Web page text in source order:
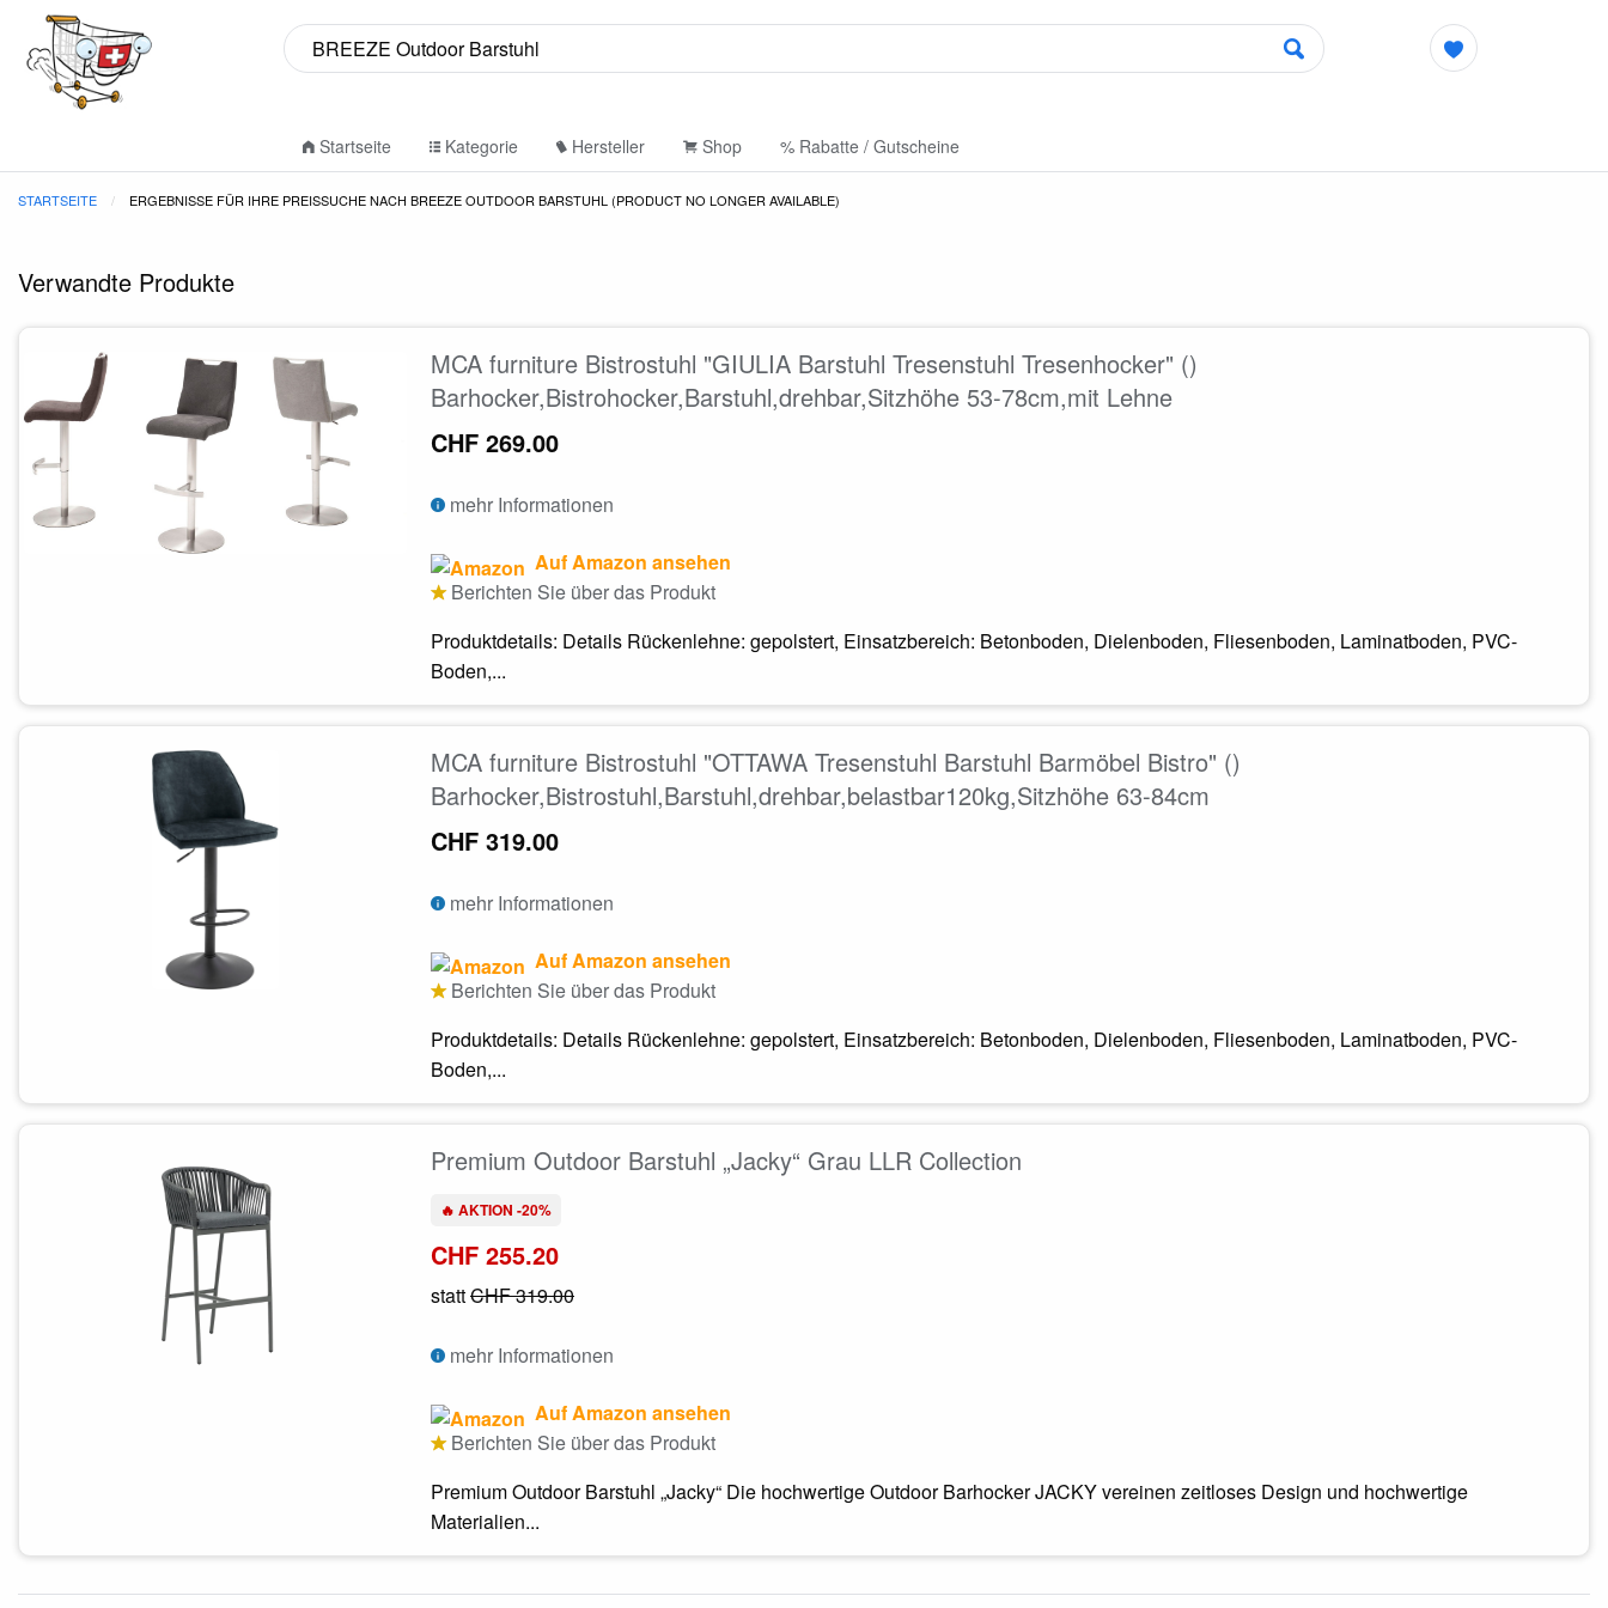
Startseite Kategorie Hersteller Shop % Rabatte / Gutscheine
STARTSEITE ERGEBNISSE FÜR IHRE PREISSUCHE NACH BREEZE OUTDOOR BARSTUHL (PRODUCT NO LONGER AVAILABLE)
Verwandte Produkte
MCA furniture Bistrostuhl "GIULIA Barstuhl Tresenstuhl Tresenhocker" ()
Barhocker,Bistrohocker,Barstuhl,drehbar,Sitzhöhe 53-78cm,mit Lehne
CHF 269.00
mehr Informationen
Auf Amazon ansehen
Berichten Sie über das Produkt
Produktdetails: Details Rückenlehne: gepolstert, Einsatzbereich: Betonboden, Dielenboden, Fliesenboden, Laminatboden, PVC-
Boden,...
MCA furniture Bistrostuhl "OTTAWA Tresenstuhl Barstuhl Barmöbel Bistro" ()
Barhocker,Bistrostuhl,Barstuhl,drehbar,belastbar120kg,Sitzhöhe 63-84cm
CHF 319.00
mehr Informationen
Auf Amazon ansehen
Berichten Sie über das Produkt
Produktdetails: Details Rückenlehne: gepolstert, Einsatzbereich: Betonboden, Dielenboden, Fliesenboden, Laminatboden, PVC-
Boden,...
Premium Outdoor Barstuhl „Jacky“ Grau LLR Collection
🔥 AKTION -20%
CHF 255.20
stattCHF 319.00
mehr Informationen
Auf Amazon ansehen
Berichten Sie über das Produkt
Premium Outdoor Barstuhl „Jacky“ Die hochwertige Outdoor Barhocker JACKY vereinen zeitloses Design und hochwertige
Materialien...